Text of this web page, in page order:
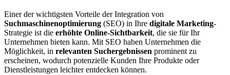
Einer der wichtigsten Vorteile der Integration von
Suchmaschinenoptimierung (SEO) in Ihre digitale Marketing-
Strategie ist die erhöhte Online-Sichtbarkeit, die sie für Ihr
Unternehmen bieten kann. Mit SEO haben Unternehmen die
Möglichkeit, in relevanten Suchergebnissen prominent zu
erscheinen, wodurch potenzielle Kunden Ihre Produkte oder
Dienstleistungen leichter entdecken können.